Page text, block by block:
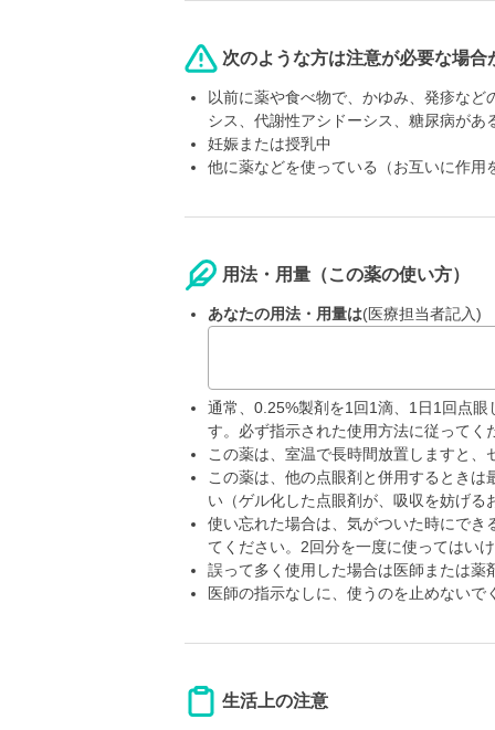
次のような方は注意が必要な場合
以前に薬や食べ物で、かゆみ、発疹な
シス、代謝性アシドーシス、糖尿病があ
妊娠または授乳中
他に薬などを使っている（お互いに作用
用法・用量（この薬の使い方）
あなたの用法・用量は(医療担当者記入)
通常、0.25%製剤を1回1滴、1日1回点
す。必ず指示された使用方法に従ってく
この薬は、室温で長時間放置しますと、
この薬は、他の点眼剤と併用するとき
い（ゲル化した点眼剤が、吸収を妨げる
使い忘れた場合は、気がついた時にで
てください。2回分を一度に使ってはいけ
誤って多く使用した場合は医師または薬
医師の指示なしに、使うのを止めないで
生活上の注意